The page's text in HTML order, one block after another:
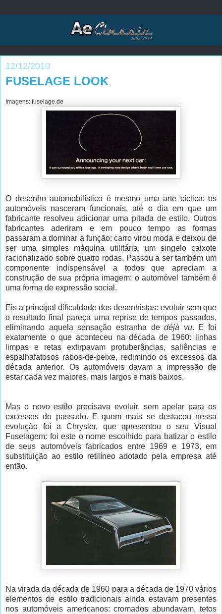
12/12/2010
FUSELAGE LOOK
Imagens: fuselage.de
O desenho automobilístico é mesmo uma arte cíclica: os
automóveis nasceram funcionais, até o dia em que um
fabricante resolveu adicionar uma pitada de estilo. Outros
fabricantes aderiram e em pouco tempo as formas
passaram a dominar a função: carro virou moda e deixou de
ser uma simples máquina utilitária, um singelo caixote
racionalizado sobre quatro rodas. Passou a ser também um
componente indispensável a todos que apreciam a
construção de sua própria imagem: o automóvel também é
uma forma de expressão social.
Eis a principal dificuldade dos desenhistas: evoluir sem que
o resultado final pareça uma reprise de tempos passados,
eliminando aquela sensação estranha dedéjà vu. E foi
exatamente o que aconteceu na década de 1960: linhas
limpas e retas extirpavam protuberâncias, saliências e
espalhafatosos rabos-de-peixe, redimindo os excessos da
década anterior. Os automóveis davam a impressão de
estar cada vez maiores, mais largos e mais baixos.
Mas o novo estilo precisava evoluir, sem apelar para os
excessos do passado. E quem mais se destacou nessa
evolução foi a Chrysler, que apresentou o seu Visual
Fuselagem: foi este o nome escolhido para batizar o estilo
de seus automóveis fabricados entre 1969 e 1973, em
substituição ao estilo retilíneo adotado pela empresa até
então.
Na virada da década de 1960 para a década de 1970 vários
elementos de estilo tradicionais ainda estavam presentes
nos automóveis americanos: cromados abundavam, tetos